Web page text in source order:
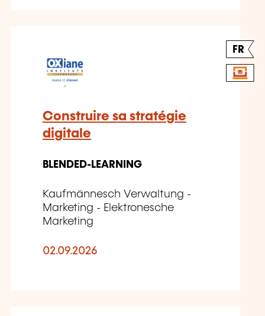
FR
Construire sa stratégie
digitale
BLENDED-LEARNING
Kaufmännesch Verwaltung -
Marketing - Elektronesche
Marketing
02.09.2026